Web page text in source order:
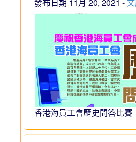
香港海員工會歷史問答比賽